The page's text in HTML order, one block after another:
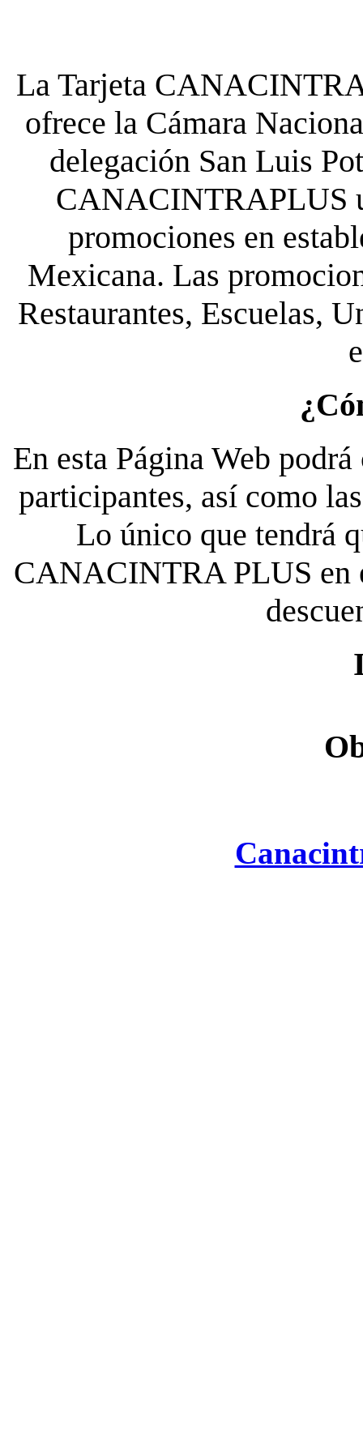
La Tarjeta
ofrece la Cámara
delegación San Luis
CANACINTRAPLUS
promociones en
Mexicana. Las
Restaurantes, Escuelas,
En esta Página Web
participantes, así como
Lo único que tendrá
CANACINTRA PLUS en